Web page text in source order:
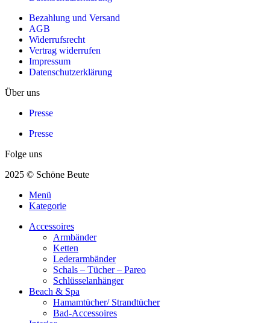
Bezahlung und Versand
AGB
Widerrufsrecht
Vertrag widerrufen
Impressum
Datenschutzerklärung
Über uns
Presse
Presse
Folge uns
2025 © Schöne Beute
Menü
Kategorie
Accessoires
Armbänder
Ketten
Lederarmbänder
Schals – Tücher – Pareo
Schlüsselanhänger
Beach & Spa
Hamamtücher/ Strandtücher
Bad-Accessoires